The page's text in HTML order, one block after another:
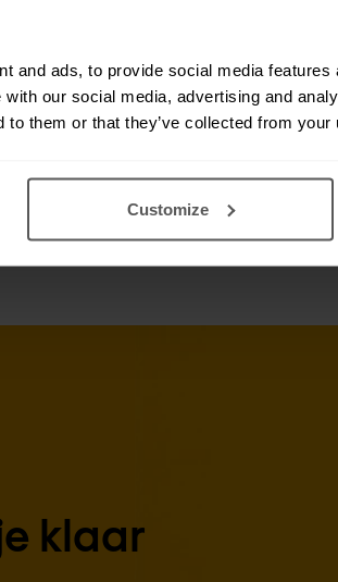
and ads, to provide social media
our social media, advertising and
to them or that they’ve collected from
Customize
architecturen
optische
netwerken biedt
je netwerk te halen
klaar